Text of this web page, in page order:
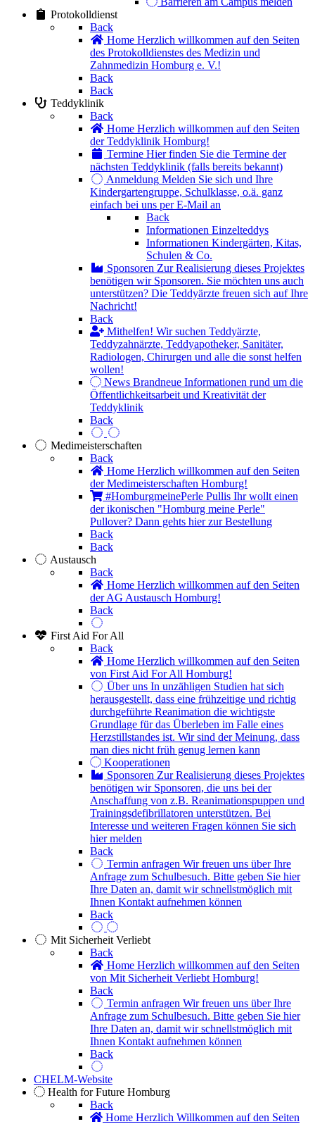
Protokolldienst
Back
Home Herzlich willkommen auf den Seiten
des Protokolldienstes des Medizin und
Zahnmedizin Homburg e. V.!
Back
Back
Teddyklinik
Back
Home Herzlich willkommen auf den Seiten
der Teddyklinik Homburg!
Termine Hier finden Sie die Termine der
nächsten Teddyklinik (falls bereits bekannt)
Anmeldung Melden Sie sich und Ihre
Kindergartengruppe, Schulklasse, o.ä. ganz
einfach bei uns per E-Mail an
Back
Informationen Einzelteddys
Informationen Kindergärten, Kitas,
Schulen & Co.
Sponsoren Zur Realisierung dieses Projektes
benötigen wir Sponsoren. Sie möchten uns auch
unterstützen? Die Teddyärzte freuen sich auf Ihre
Nachricht!
Back
Mithelfen! Wir suchen Teddyärzte,
Teddyzahnärzte, Teddyapotheker, Sanitäter,
Radiologen, Chirurgen und alle die sonst helfen
wollen!
News Brandneue Informationen rund um die
Öffentlichkeitsarbeit und Kreativität der
Teddyklinik
Back
Medimeisterschaften
Back
Home Herzlich willkommen auf den Seiten
der Medimeisterschaften Homburg!
#HomburgmeinePerle Pullis Ihr wollt einen
der ikonischen "Homburg meine Perle"
Pullover? Dann gehts hier zur Bestellung
Back
Back
Austausch
Back
Home Herzlich willkommen auf den Seiten
der AG Austausch Homburg!
Back
First Aid For All
Back
Home Herzlich willkommen auf den Seiten
von First Aid For All Homburg!
Über uns In unzähligen Studien hat sich
herausgestellt, dass eine frühzeitige und richtig
durchgeführte Reanimation die wichtigste
Grundlage für das Überleben im Falle eines
Herzstillstandes ist. Wir sind der Meinung, dass
man dies nicht früh genug lernen kann
Kooperationen
Sponsoren Zur Realisierung dieses Projektes
benötigen wir Sponsoren, die uns bei der
Anschaffung von z.B. Reanimationspuppen und
Trainingsdefibrillatoren unterstützen. Bei
Interesse und weiteren Fragen können Sie sich
hier melden
Back
Termin anfragen Wir freuen uns über Ihre
Anfrage zum Schulbesuch. Bitte geben Sie hier
Ihre Daten an, damit wir schnellstmöglich mit
Ihnen Kontakt aufnehmen können
Back
Mit Sicherheit Verliebt
Back
Home Herzlich willkommen auf den Seiten
von Mit Sicherheit Verliebt Homburg!
Back
Termin anfragen Wir freuen uns über Ihre
Anfrage zum Schulbesuch. Bitte geben Sie hier
Ihre Daten an, damit wir schnellstmöglich mit
Ihnen Kontakt aufnehmen können
Back
CHELM-Website
Health for Future Homburg
Back
Home Herzlich Willkommen auf den Seiten